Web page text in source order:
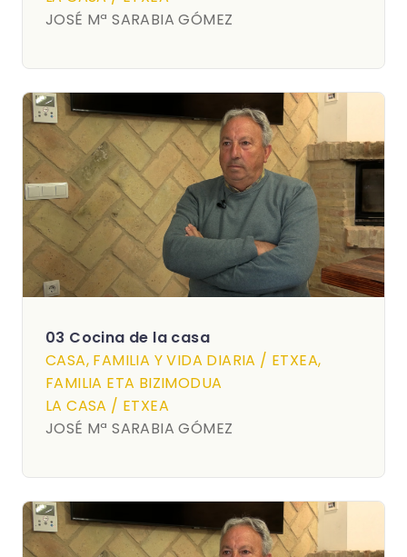
JOSÉ Mª SARABIA GÓMEZ
03 Cocina de la casa
CASA, FAMILIA Y VIDA DIARIA / ETXEA,
FAMILIA ETA BIZIMODUA
LA CASA / ETXEA
JOSÉ Mª SARABIA GÓMEZ